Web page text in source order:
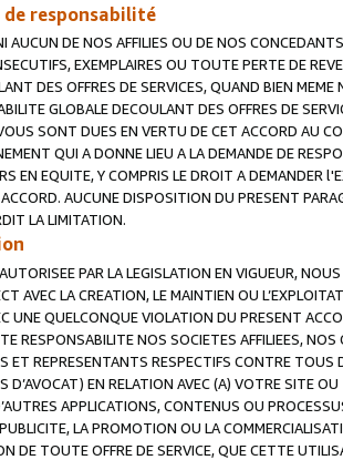
responsabilité
AUCUN DE NOS AFFILIES OU DE NOS
EXEMPLAIRES OU TOUTE PERTE DE
DES OFFRES DE SERVICES, QUAND BIEN
GLOBALE DECOULANT DES OFFRES DE
SONT DUES EN VERTU DE CET ACCORD AU
QUI A DONNE LIEU A LA DEMANDE DE
EN EQUITE, Y COMPRIS LE DROIT A DEMANDER
ACCORD. AUCUNE DISPOSITION DU PRESENT
LA LIMITATION.
PAR LA LEGISLATION EN VIGUEUR,
AVEC LA CREATION, LE MAINTIEN OU
UNE QUELCONQUE VIOLATION DU PRESENT
RESPONSABILITE NOS SOCIETES AFFILIEES,
ET REPRESENTANTS RESPECTIFS CONTRE
D’AVOCAT) EN RELATION AVEC (A) VOTRE SITE
APPLICATIONS, CONTENUS OU
LA PROMOTION OU LA
DE TOUTE OFFRE DE SERVICE, QUE CETTE